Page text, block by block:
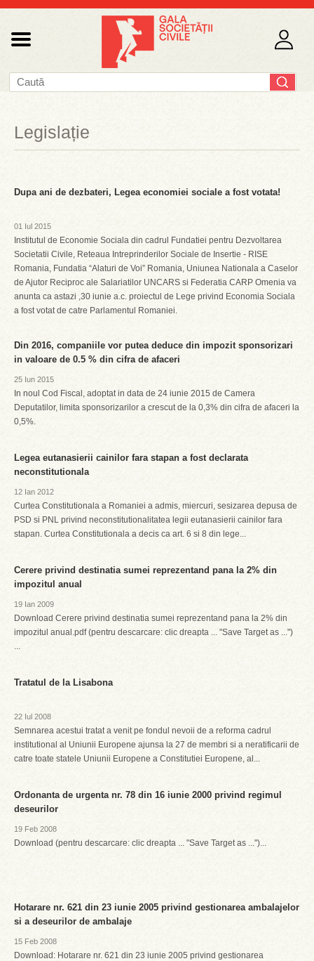
Legislație
Dupa ani de dezbateri, Legea economiei sociale a fost votata!
01 Iul 2015
Institutul de Economie Sociala din cadrul Fundatiei pentru Dezvoltarea
Societatii Civile, Reteaua Intreprinderilor Sociale de Insertie - RISE
Romania, Fundatia “Alaturi de Voi” Romania, Uniunea Nationala a Caselor
de Ajutor Reciproc ale Salariatilor UNCARS si Federatia CARP Omenia va
anunta ca astazi ,30 iunie a.c. proiectul de Lege privind Economia Sociala
a fost votat de catre Parlamentul Romaniei.
Din 2016, companiile vor putea deduce din impozit sponsorizari
in valoare de 0.5 % din cifra de afaceri
25 Iun 2015
In noul Cod Fiscal, adoptat in data de 24 iunie 2015 de Camera
Deputatilor, limita sponsorizarilor a crescut de la 0,3% din cifra de afaceri la
0,5%.
Legea eutanasierii cainilor fara stapan a fost declarata
neconstitutionala
12 Ian 2012
Curtea Constitutionala a Romaniei a admis, miercuri, sesizarea depusa de
PSD si PNL privind neconstitutionalitatea legii eutanasierii cainilor fara
stapan. Curtea Constitutionala a decis ca art. 6 si 8 din lege...
Cerere privind destinatia sumei reprezentand pana la 2% din
impozitul anual
19 Ian 2009
Download Cerere privind destinatia sumei reprezentand pana la 2% din
impozitul anual.pdf (pentru descarcare: clic dreapta ... "Save Target as ...")
...
Tratatul de la Lisabona
22 Iul 2008
Semnarea acestui tratat a venit pe fondul nevoii de a reforma cadrul
institutional al Uniunii Europene ajunsa la 27 de membri si a neratificarii de
catre toate statele Uniunii Europene a Constitutiei Europene, al...
Ordonanta de urgenta nr. 78 din 16 iunie 2000 privind regimul
deseurilor
19 Feb 2008
Download (pentru descarcare: clic dreapta ... "Save Target as ...")...
Hotarare nr. 621 din 23 iunie 2005 privind gestionarea ambalajelor
si a deseurilor de ambalaje
15 Feb 2008
Download: Hotarare nr. 621 din 23 iunie 2005 privind gestionarea